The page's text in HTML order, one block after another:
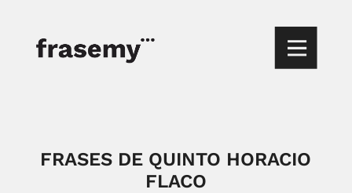
FRASES DE QUINTO HORACIO
FLACO